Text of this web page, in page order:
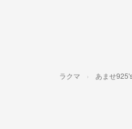
ラクマ あませ